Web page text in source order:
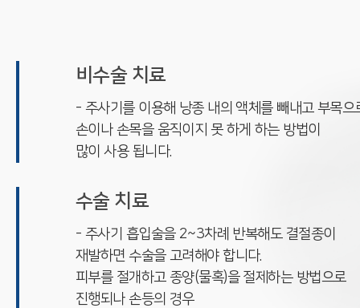
비수술 치료
- 주사기를 이용해 낭종 내의 액체를 빼내고 부목으
손이나 손목을 움직이지 못 하게 하는 방법이
많이 사용 됩니다.
수술 치료
- 주사기 흡입술을 2~3차례 반복해도 결절종이
재발하면 수술을 고려해야 합니다.
피부를 절개하고 종양(물혹)을 절제하는 방법으로
진행되나 손등의 경우